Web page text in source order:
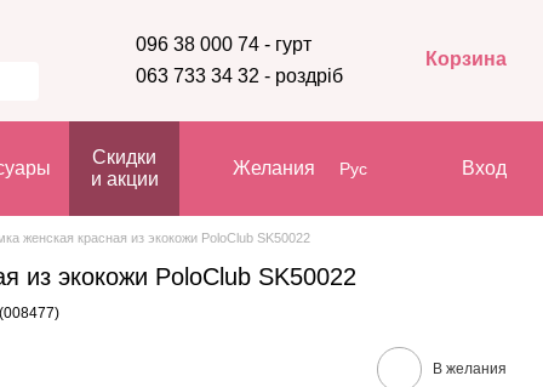
096 38 000 74 - гурт
063 733 34 32 - роздріб
Корзина
Скидки
и акции
Желания Рус Вход
женская красная из экокожи PoloClub SK50022
из экокожи PoloClub SK50022
В желания